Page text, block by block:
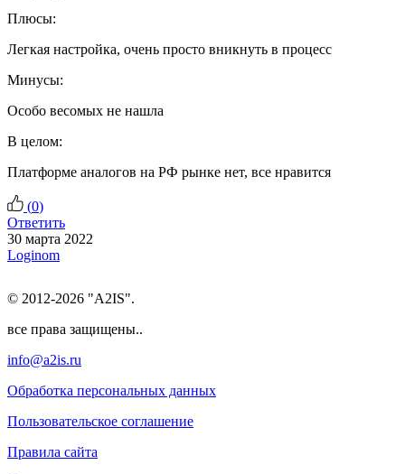
Плюсы:
Легкая настройка, очень просто вникнуть в процесс
Минусы:
Особо весомых не нашла
В целом:
Платформе аналогов на РФ рынке нет, все нравится
(0)
Ответить
30 марта 2022
Loginom
© 2012-2026 "A2IS".
все права защищены..
info@a2is.ru
Обработка персональных данных
Пользовательское соглашение
Правила сайта